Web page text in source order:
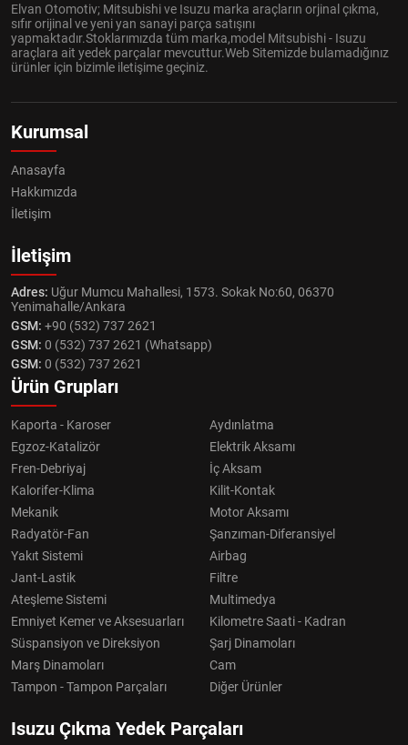
Elvan Otomotiv; Mitsubishi ve Isuzu marka araçların orjinal çıkma,
sıfır orijinal ve yeni yan sanayi parça satışını
yapmaktadır.Stoklarımızda tüm marka,model Mitsubishi - Isuzu
araçlara ait yedek parçalar mevcuttur.Web Sitemizde bulamadığınız
ürünler için bizimle iletişime geçiniz.
Kurumsal
Anasayfa
Hakkımızda
İletişim
İletişim
Adres: Uğur Mumcu Mahallesi, 1573. Sokak No:60, 06370
Yenimahalle/Ankara
GSM: +90 (532) 737 2621
GSM: 0 (532) 737 2621 (Whatsapp)
GSM: 0 (532) 737 2621
Ürün Grupları
Kaporta - Karoser
Aydınlatma
Egzoz-Katalizör
Elektrik Aksamı
Fren-Debriyaj
İç Aksam
Kalorifer-Klima
Kilit-Kontak
Mekanik
Motor Aksamı
Radyatör-Fan
Şanzıman-Diferansiyel
Yakıt Sistemi
Airbag
Jant-Lastik
Filtre
Ateşleme Sistemi
Multimedya
Emniyet Kemer ve Aksesuarları
Kilometre Saati - Kadran
Süspansiyon ve Direksiyon
Şarj Dinamoları
Marş Dinamoları
Cam
Tampon - Tampon Parçaları
Diğer Ürünler
Isuzu Çıkma Yedek Parçaları